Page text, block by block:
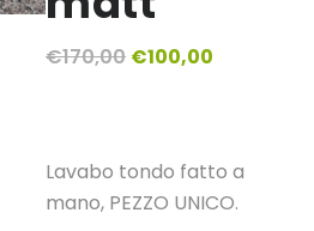
€170,00 Il
€170,00.
€100,00
€100,00.
Lavabo tondo fatto a
mano, PEZZO UNICO.